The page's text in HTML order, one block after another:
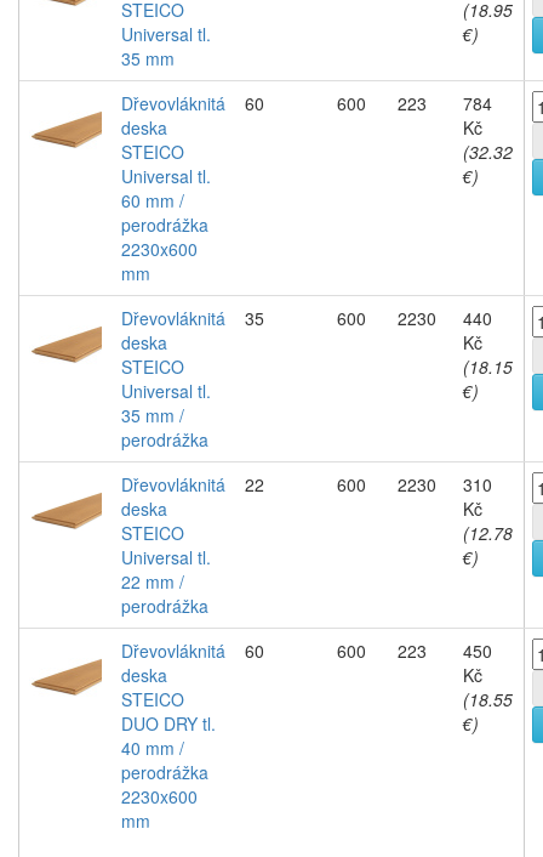
STEICO
Universal tl.
35 mm
(18.95
€)
Dřevovláknitá
deska
STEICO
Universal tl.
60 mm /
perodrážka
2230x600
mm
60 600 223
784
Kč
(32.32
€)
Dřevovláknitá
deska
STEICO
Universal tl.
35 mm /
perodrážka
35 600 2230
440
Kč
(18.15
€)
Dřevovláknitá
deska
STEICO
Universal tl.
22 mm /
perodrážka
22 600 2230
310
Kč
(12.78
€)
Dřevovláknitá
deska
STEICO
DUO DRY tl.
40 mm /
perodrážka
2230x600
mm
60 600 223
450
Kč
(18.55
€)